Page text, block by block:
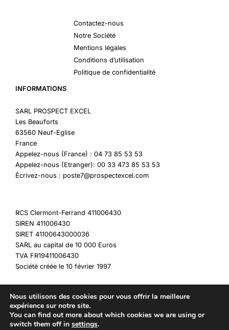
Contactez-nous
Notre Société
Mentions légales
Conditions d’utilisation
Politique de confidentialité
INFORMATIONS
SARL PROSPECT EXCEL
Les Beauforts
63560 Neuf-Eglise
France
Appelez-nous (France) : 04 73 85 53 53
Appelez-nous (Etranger): 00 33 473 85 53 53
Écrivez-nous : poste7@prospectexcel.com
RCS Clermont-Ferrand 411006430
SIREN 411006430
SIRET 41100643000036
SARL au capital de 10 000 Euros
TVA FR19411006430
Société créée le 10 février 1997
Copyright © 2026 My Destockage
Nous utilisons des cookies pour vous offrir la meilleure
expérience sur notre site.
You can find out more about which cookies we are using or
switch them off in settings.